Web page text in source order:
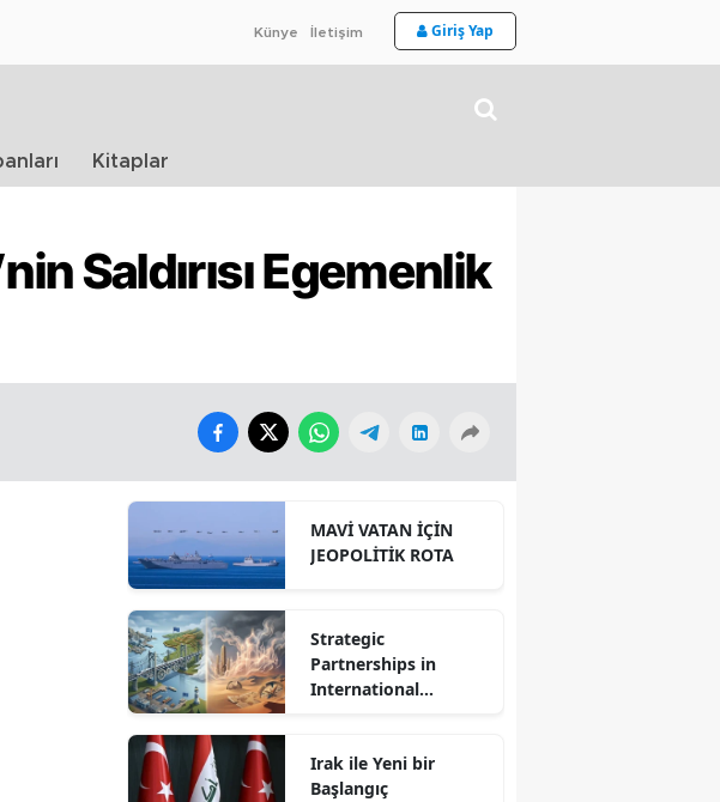
Künye İletişim Giriş Yap
Kitaplar
Saldırısı Egemenlik
MAVİ VATAN İÇİN
JEOPOLİTİK ROTA
Strategic
Partnerships in
International
Irak ile Yeni bir
Başlangıç